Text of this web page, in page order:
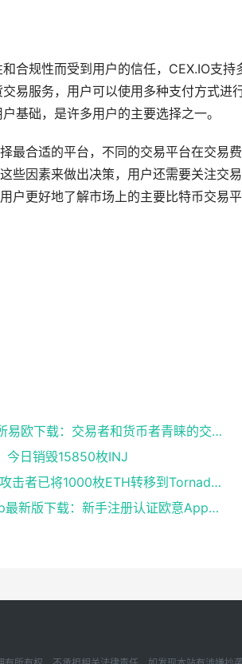
合规性而受到用户的信任，CEX.IO支持
易服务，用户可以使用多种支付方式进
基础，是许多用户的主要选择之一。
最合适的平台，不同的交易平台在交易费
些因素来做出决策，用户还需要关注交
户更好地了解市场上的主要比特币交易平
易欧交易所易欧下载：交易者和货币者青睐的交易平台
今日销毁15850枚INJ
UwUlend攻击者已将1000枚ETH转移到Tornado Cash
欧意易app最新版下载：新手注册认证欧意App下载操作教程